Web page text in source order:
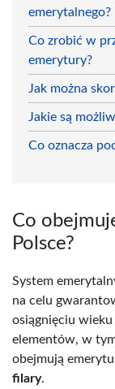
emerytalnego?
Co zrobić w
emerytury?
Jak można
Jakie są
Co oznacza
Co
Polsce?
System
na celu
osiągnięciu wieku
elementów, w
obejmują
filary.